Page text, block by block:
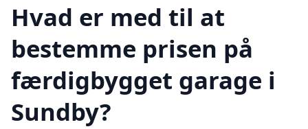
Hvad er med til at
bestemme prisen på
færdigbygget garage i
Sundby?